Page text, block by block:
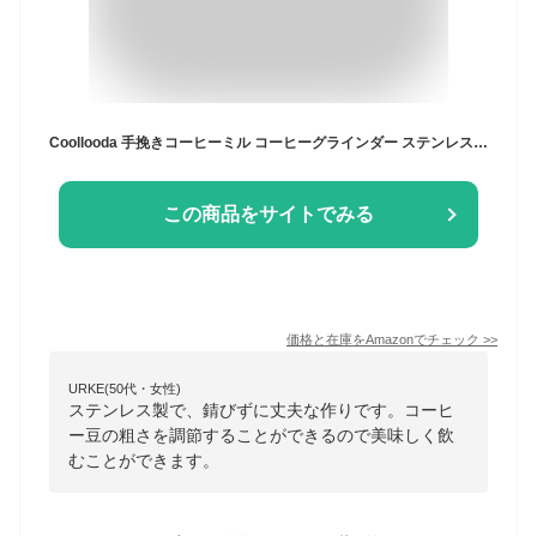
Coollooda 手挽きコーヒーミル コーヒーグラインダー ステンレス臼 手動 粗さ調整可能 均一な粉末 お手入れ簡単 省力性 小型 持ち運びやすい プレゼント アウトドア 自宅 旅行 喫茶店 カフェ 結婚 祝い コーヒー初心者
この商品をサイトでみる
価格と在庫をAmazonでチェック >>
URKE(50代・女性)
ステンレス製で、錆びずに丈夫な作りです。コーヒ
ー豆の粗さを調節することができるので美味しく飲
むことができます。